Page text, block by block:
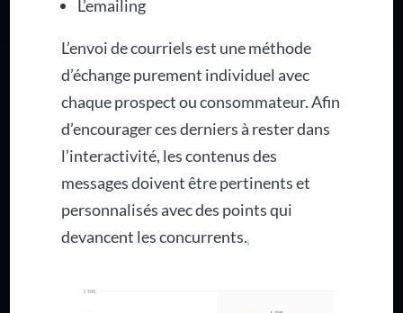
L’emailing
L’envoi de courriels est une méthode
d’échange purement individuel avec
chaque prospect ou consommateur. Afin
d’encourager ces derniers à rester dans
l’interactivité, les contenus des
messages doivent être pertinents et
personnalisés avec des points qui
devancent les concurrents.